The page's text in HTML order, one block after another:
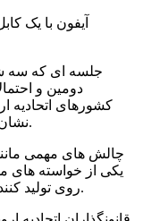
آیفون با یک
جلسه ای که سه
دومین و
کشورهای اتحادیه
نشان دهنده فشار زیاد برای انجام این اقدام است.
چالش های مهمی
یکی از خواسته های
روی تولید کنندگان دستگاه های الکترونیکی تاثیر می گذارد.